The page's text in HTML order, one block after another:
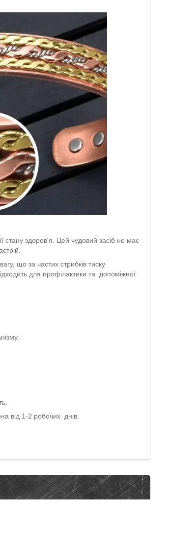
стану здоров'я. Цей чудовий засіб не має
що за частих стрибків тиску
для профілактики та допоміжної
від 1-2 робочих днів.